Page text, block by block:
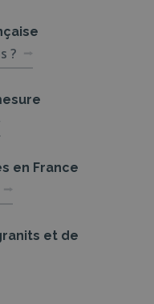
?
en France
et de